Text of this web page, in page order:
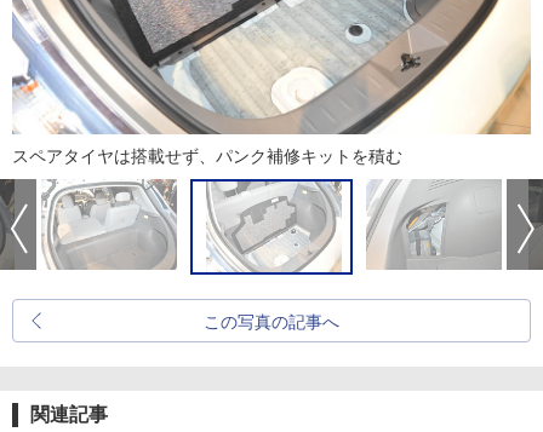
スペアタイヤは搭載せず、パンク補修キットを積む
この写真の記事へ
関連記事